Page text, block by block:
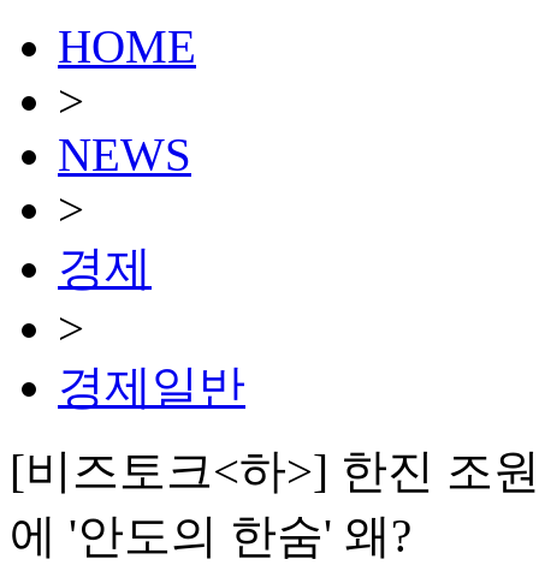
HOME
>
NEWS
>
경제
>
경제일반
[비즈토크<하>] 한진 조
에 '안도의 한숨' 왜?